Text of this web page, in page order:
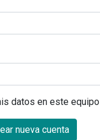
datos en este equipo
nueva cuenta